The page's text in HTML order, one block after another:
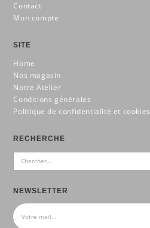
Contact
Mon compte
SITE
Home
Nos magasin
Notre Atelier
Conditions générales
Politique de confidentialité et cookies
RECHERCHE
NEWSLETTER